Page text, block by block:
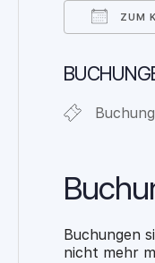
ZUM
Buchungen
nicht mehr